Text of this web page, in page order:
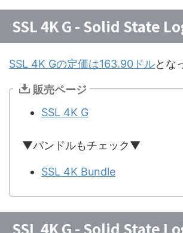
SSL 4K G - Solid State
SSL 4K Gの定価は163.90ドルとな
販売ページ
SSL 4K G
▼バンドルもチェック▼
SSL 4K Bundle
SSL 4K G - Solid State